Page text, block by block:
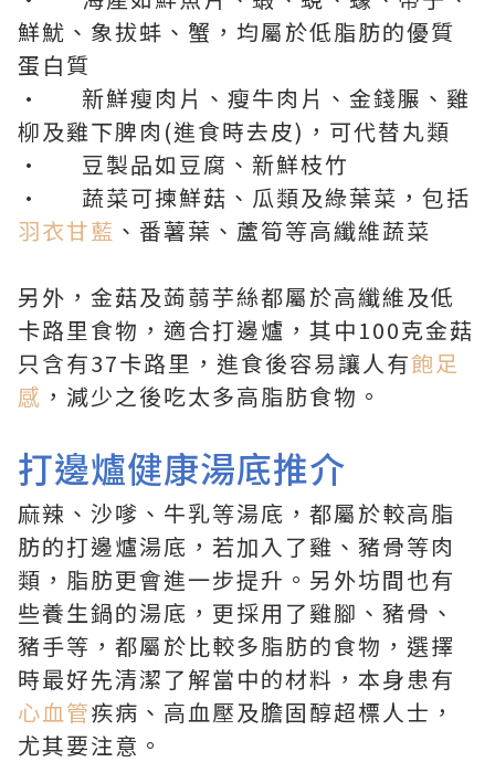
鮮魷、象拔蚌、蟹，均屬於低脂肪的優質
蛋白質
· 新鮮瘦肉片、瘦牛肉片、金錢𦟌、雞
柳及雞下脾肉(進食時去皮)，可代替丸類
· 豆製品如豆腐、新鮮枝竹
· 蔬菜可揀鮮菇、瓜類及綠葉菜，包括
羽衣甘藍 、番薯葉、蘆筍等高纖維蔬菜
另外，金菇及蒟蒻芋絲都屬於高纖維及低
卡路里食物，適合打邊爐，其中100克金菇
只含有37卡路里，進食後容易讓人有飽足
感 ，減少之後吃太多高脂肪食物。
打邊爐健康湯底推介
麻辣、沙嗲、牛乳等湯底，都屬於較高脂
肪的打邊爐湯底，若加入了雞、豬骨等肉
類，脂肪更會進一步提升。另外坊間也有
些養生鍋的湯底，更採用了雞腳、豬骨、
豬手等，都屬於比較多脂肪的食物，選擇
時最好先清潔了解當中的材料，本身患有
心血管疾病、高血壓及膽固醇超標人士，
尤其要注意。